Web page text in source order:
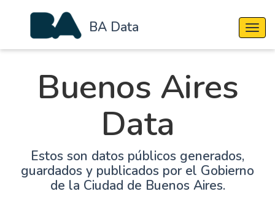
BA Data
Buenos Aires
Data
Estos son datos públicos generados,
guardados y publicados por el Gobierno
de la Ciudad de Buenos Aires.